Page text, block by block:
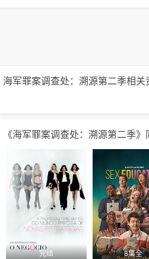
海军罪案调查处：溯源第二季相关
《海军罪案调查处：溯源第二季》
完结 8集全